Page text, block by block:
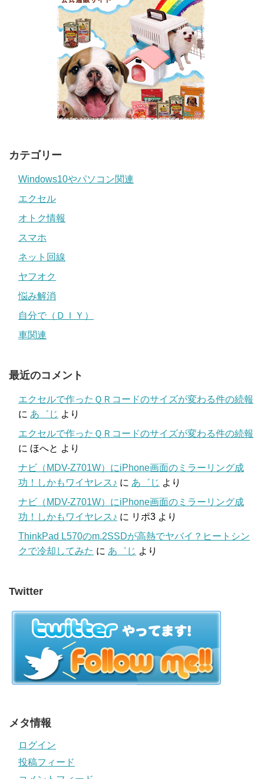
カテゴリー
Windows10やパソコン関連
エクセル
オトク情報
スマホ
ネット回線
ヤフオク
悩み解消
自分で（ＤＩＹ）
車関連
最近のコメント
エクセルで作ったＱＲコードのサイズが変わる件の続報
に あ゛じ より
エクセルで作ったＱＲコードのサイズが変わる件の続報
に ほへと より
ナビ（MDV-Z701W）にiPhone画面のミラーリング成
功！しかもワイヤレス♪ に あ゛じ より
ナビ（MDV-Z701W）にiPhone画面のミラーリング成
功！しかもワイヤレス♪ に リポ3 より
ThinkPad L570のm.2SSDが高熱でヤバイ？ヒートシン
クで冷却してみた に あ゛じ より
Twitter
メタ情報
ログイン
投稿フィード